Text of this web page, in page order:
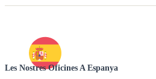
Les Nostres Oficines A Espanya